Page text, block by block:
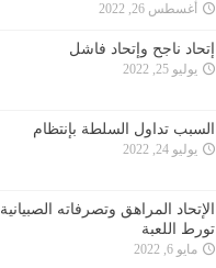
أغسطس 26, 2022
إتحاد ناجح وإتحاد فاشل
يوليو 25, 2022
السبب تداول السلطة بإنتظام
يوليو 24, 2022
الإتحاد المراهق وتصرفاته الصبيانية
تورط اللعبة
مايو 6, 2022